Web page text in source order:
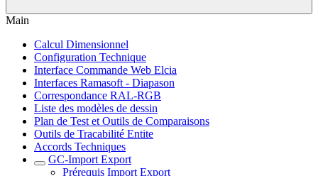
Main
Calcul Dimensionnel
Configuration Technique
Interface Commande Web Elcia
Interfaces Ramasoft - Diapason
Correspondance RAL-RGB
Liste des modèles de dessin
Plan de Test et Outils de Comparaisons
Outils de Tracabilité Entite
Accords Techniques
GC-Import Export
Prérequis Import Export